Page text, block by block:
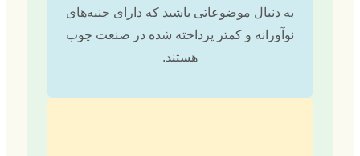
به دنبال موضوعاتی باشید که دارای جنبه‌های
نوآورانه و کمتر پرداخته شده در صنعت چوب
هستند.